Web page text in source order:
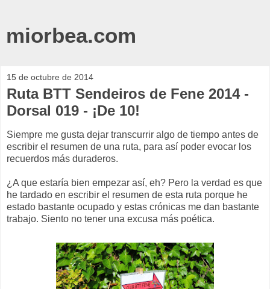
miorbea.com
15 de octubre de 2014
Ruta BTT Sendeiros de Fene 2014 -
Dorsal 019 - ¡De 10!
Siempre me gusta dejar transcurrir algo de tiempo antes de
escribir el resumen de una ruta, para así poder evocar los
recuerdos más duraderos.
¿A que estaría bien empezar así, eh? Pero la verdad es que
he tardado en escribir el resumen de esta ruta porque he
estado bastante ocupado y estas crónicas me dan bastante
trabajo. Siento no tener una excusa más poética.